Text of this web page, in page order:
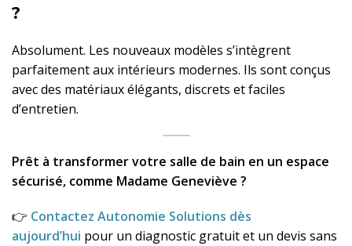
?
Absolument. Les nouveaux modèles s’intègrent
parfaitement aux intérieurs modernes. Ils sont conçus
avec des matériaux élégants, discrets et faciles
d’entretien.
Prêt à transformer votre salle de bain en un espace
sécurisé, comme Madame Geneviève ?
👉 Contactez Autonomie Solutions dès
aujourd’hui pour un diagnostic gratuit et un devis sans